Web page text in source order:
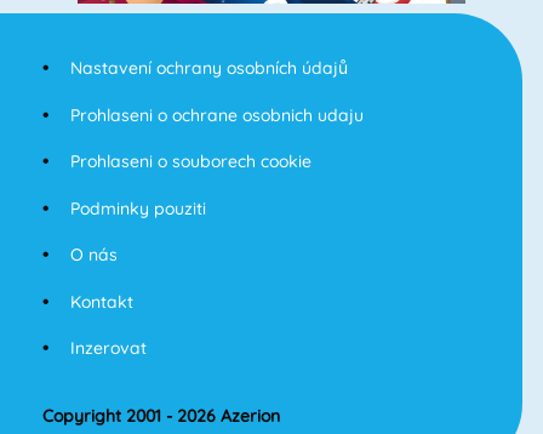
Nastavení ochrany osobních údajů
Prohlaseni o ochrane osobnich udaju
Prohlaseni o souborech cookie
Podminky pouziti
O nás
Kontakt
Inzerovat
Copyright 2001 - 2026 Azerion